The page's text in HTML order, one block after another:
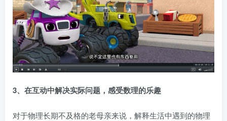
3、在互动中解决实际问题，感受数理的乐趣
对于物理长期不及格的老母亲来说，解释生活中遇到的物理